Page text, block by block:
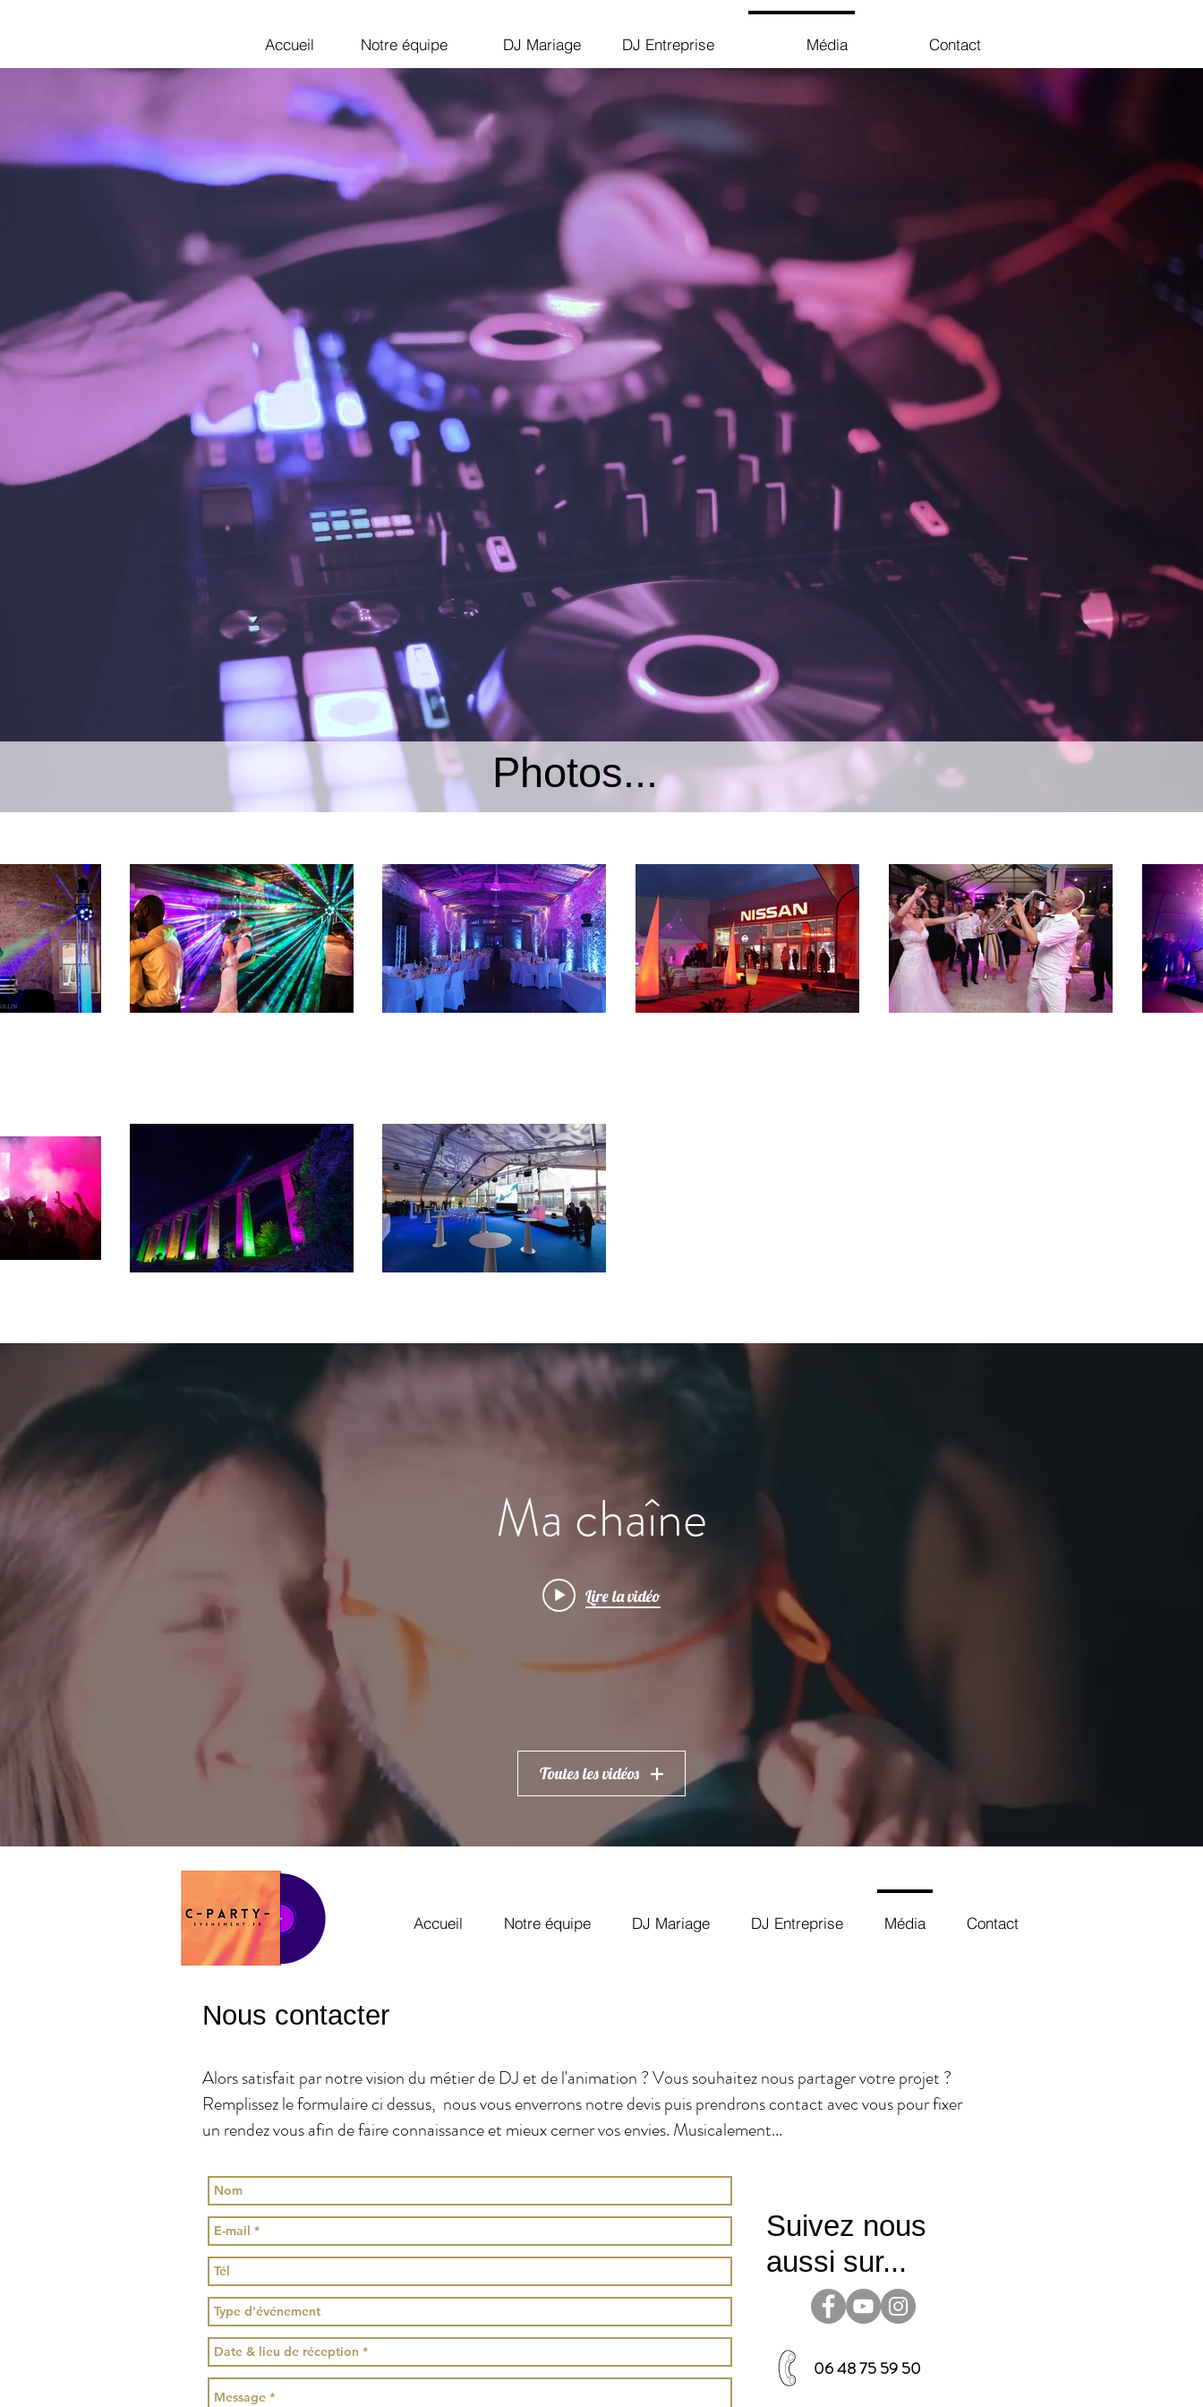
Accueil Notre équipe DJ Mariage DJ Entreprise Média Contact
Vidéo...
Photos...
Ma chaîne
Lire la vidéo
Toutes les vidéos
Accueil Notre équipe DJ Mariage DJ Entreprise Média Contact
Nous contacter
Alors satisfait par notre vision du métier de DJ et de l'animation ? Vous souhaitez nous partager votre projet ?
Remplissez le formulaire ci dessus, nous vous enverrons notre devis puis prendrons contact avec vous pour fixer
un rendez vous afin de faire connaissance et mieux cerner vos envies. Musicalement...
Suivez nous
aussi sur...
06 48 75 59 50